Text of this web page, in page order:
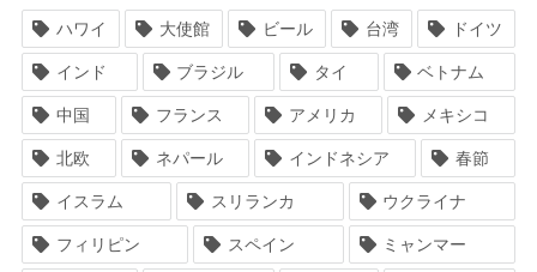
ハワイ 大使館 ビール 台湾 ドイツ
インド ブラジル タイ ベトナム
中国 フランス アメリカ メキシコ
北欧 ネパール インドネシア 春節
イスラム スリランカ ウクライナ
フィリピン スペイン ミャンマー